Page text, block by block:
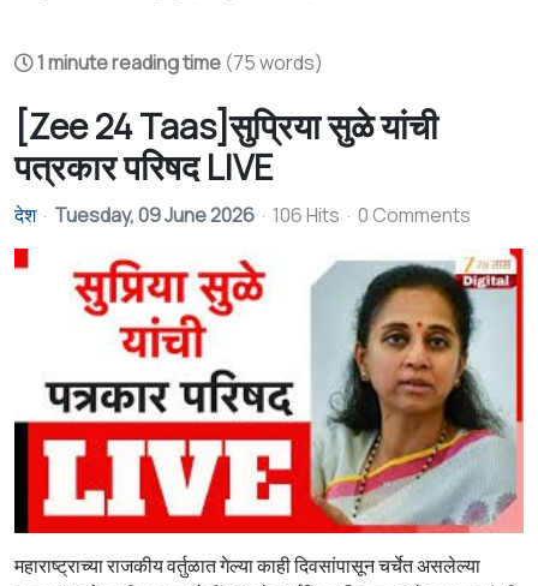
1 minute reading time (75 words)
[Zee 24 Taas]सुप्रिया सुळे यांची
पत्रकार परिषद LIVE
देश Tuesday, 09 June 2026 106 Hits 0 Comments
महाराष्ट्राच्या राजकीय वर्तुळात गेल्या काही दिवसांपासून चर्चेत असलेल्या